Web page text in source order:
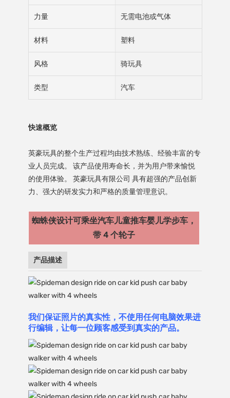
力量 无需电池或气体
材料 塑料
风格 骑玩具
类型 汽车
快速概览
英豪玩具的整个生产过程均由技术熟练、经验丰富的专
业人员完成。 该产品使用寿命长，并为用户带来愉悦
的使用体验。 英豪玩具有限公司 具有超强的产品创新
力、强大的研发实力和严格的质量管理意识。
蜘蛛侠设计可乘坐汽车儿童推车婴儿学步车，
带 4 个轮子
产品描述
我们保证照片的真实性，不使用任何电脑效果进
行编辑，让每一位顾客感受到真实的产品。